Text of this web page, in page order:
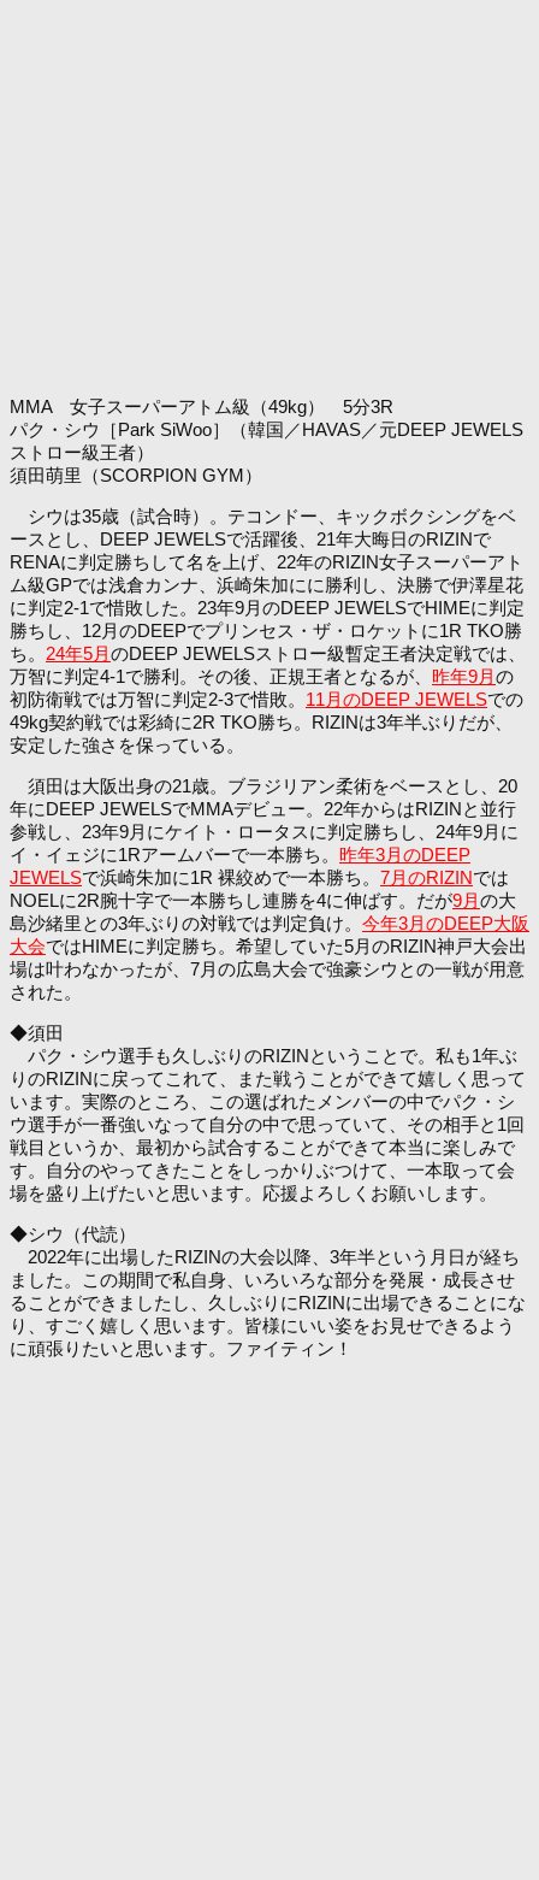
MMA 女子スーパーアトム級（49kg） 5分3R
パク・シウ［Park SiWoo］（韓国／HAVAS／元DEEP JEWELS
ストロー級王者）
須田萌里（SCORPION GYM）
シウは35歳（試合時）。テコンドー、キックボクシングをベ
ースとし、DEEP JEWELSで活躍後、21年大晦日のRIZINで
RENAに判定勝ちして名を上げ、22年のRIZIN女子スーパーアト
ム級GPでは浅倉カンナ、浜崎朱加にに勝利し、決勝で伊澤星花
に判定2-1で惜敗した。23年9月のDEEP JEWELSでHIMEに判定
勝ちし、12月のDEEPでプリンセス・ザ・ロケットに1R TKO勝
ち。 24年5月のDEEP JEWELSストロー級暫定王者決定戦では、
万智に判定4-1で勝利。その後、正規王者となるが、 昨年9月の
初防衛戦では万智に判定2-3で惜敗。 11月のDEEP JEWELSでの
49kg契約戦では彩綺に2R TKO勝ち。RIZINは3年半ぶりだが、
安定した強さを保っている。
須田は大阪出身の21歳。ブラジリアン柔術をベースとし、20
年にDEEP JEWELSでMMAデビュー。22年からはRIZINと並行
参戦し、23年9月にケイト・ロータスに判定勝ちし、24年9月に
イ・イェジに1Rアームバーで一本勝ち。 昨年3月のDEEP
JEWELSで浜崎朱加に1R 裸絞めで一本勝ち。 7月のRIZINでは
NOELに2R腕十字で一本勝ちし連勝を4に伸ばす。だが9月の大
島沙緒里との3年ぶりの対戦では判定負け。 今年3月のDEEP大阪
大会ではHIMEに判定勝ち。希望していた5月のRIZIN神戸大会出
場は叶わなかったが、7月の広島大会で強豪シウとの一戦が用意
された。
◆須田
パク・シウ選手も久しぶりのRIZINということで。私も1年ぶ
りのRIZINに戻ってこれて、また戦うことができて嬉しく思って
います。実際のところ、この選ばれたメンバーの中でパク・シ
ウ選手が一番強いなって自分の中で思っていて、その相手と1回
戦目というか、最初から試合することができて本当に楽しみで
す。自分のやってきたことをしっかりぶつけて、一本取って会
場を盛り上げたいと思います。応援よろしくお願いします。
◆シウ（代読）
2022年に出場したRIZINの大会以降、3年半という月日が経ち
ました。この期間で私自身、いろいろな部分を発展・成長させ
ることができましたし、久しぶりにRIZINに出場できることにな
り、すごく嬉しく思います。皆様にいい姿をお見せできるよう
に頑張りたいと思います。ファイティン！